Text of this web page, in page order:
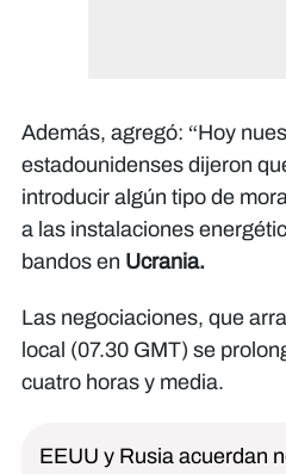
Además, agregó: “Hoy
estadounidenses dijeron
introducir algún tipo de
a las instalaciones
bandos en Ucrania.
Las negociaciones, que
local (07.30 GMT) se
cuatro horas y media.
EEUU y Rusia acuerdan